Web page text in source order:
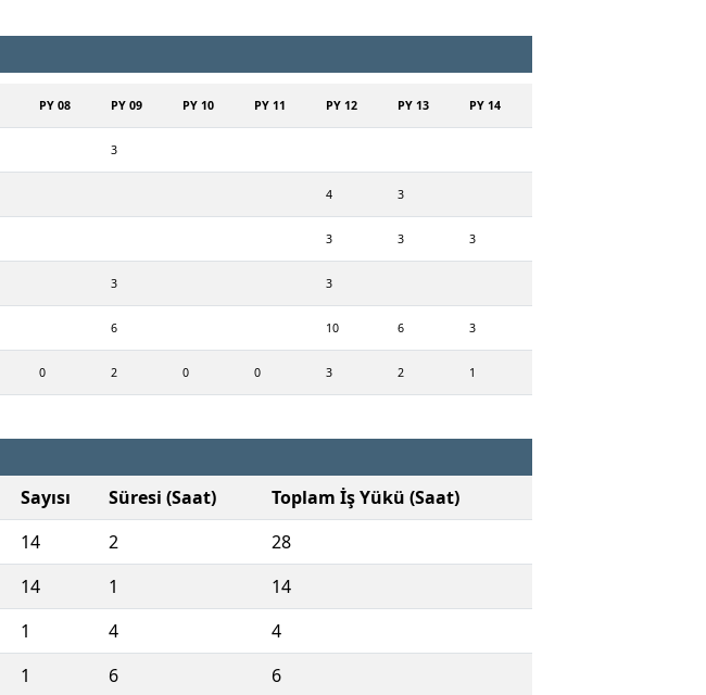
PY 08 PY 09 PY 10 PY 11 PY 12 PY 13 PY 14
3
4 3
3 3 3
3 3
6 10 6 3
0 2 0 0 3 2 1
Sayısı Süresi (Saat)
Toplam İş Yükü (Saat)
14 2
28
14 1
14
1 4
4
1 6
6